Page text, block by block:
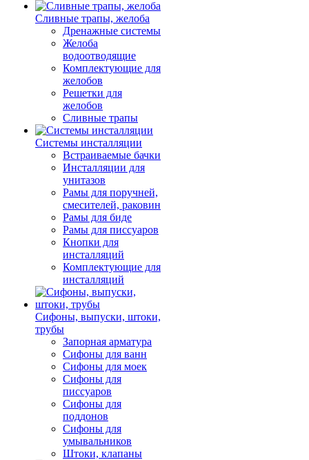
Сливные трапы, желоба
Дренажные системы
Желоба
водоотводящие
Комплектующие для
желобов
Решетки для
желобов
Сливные трапы
Системы инсталляции
Встраиваемые бачки
Инсталляции для
унитазов
Рамы для поручней,
смесителей, раковин
Рамы для биде
Рамы для писсуаров
Кнопки для
инсталляций
Комплектующие для
инсталляций
Сифоны, выпуски, штоки,
трубы
Запорная арматура
Сифоны для ванн
Сифоны для моек
Сифоны для
писсуаров
Сифоны для
поддонов
Сифоны для
умывальников
Штоки, клапаны